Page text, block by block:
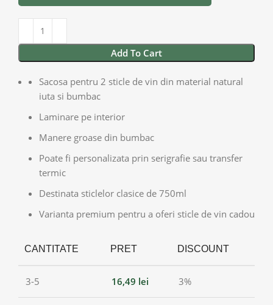
Add To Cart
Sacosa pentru 2 sticle de vin din material natural
iuta si bumbac
Laminare pe interior
Manere groase din bumbac
Poate fi personalizata prin serigrafie sau transfer
termic
Destinata sticlelor clasice de 750ml
Varianta premium pentru a oferi sticle de vin cadou
CANTITATE PRET DISCOUNT
3-5 16,49 lei 3%